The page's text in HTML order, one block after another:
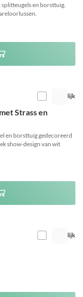
en borsttuig.
Vergelijk
Strass en
en borsttuig gedecoreerd
show-design van wit
Vergelijk